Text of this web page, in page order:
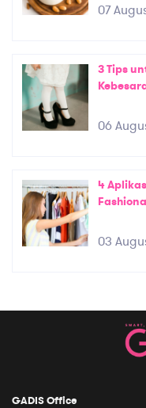
07
3 Tips
06
4
03
GADIS Office